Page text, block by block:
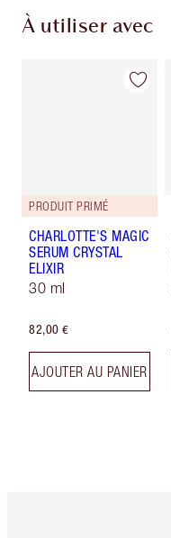
À utiliser avec
PRODUIT PRIMÉ
CHARLOTTE'S MAGIC
SERUM CRYSTAL
ELIXIR
30 ml
82,00 €
AJOUTER AU PANIER